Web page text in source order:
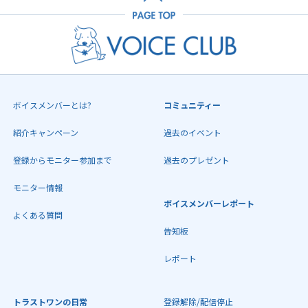
ボイスメンバーとは?
紹介キャンペーン
登録からモニター参加まで
モニター情報
よくある質問
コミュニティー
過去のイベント
過去のプレゼント
ボイスメンバーレポート
告知板
レポート
トラストワンの日常 登録解除/配信停止